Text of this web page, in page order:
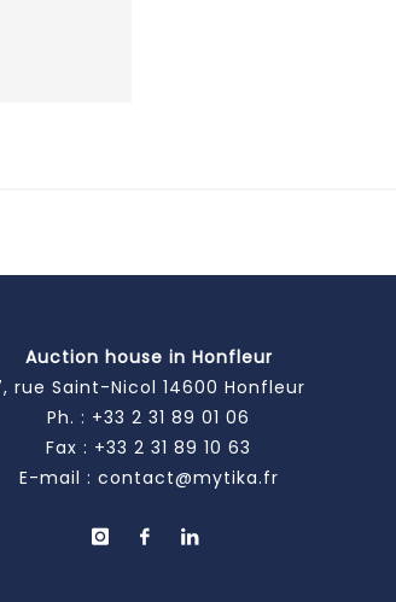
Auction house in Honfleur
rue Saint-Nicol 14600 Honfleur
Ph. : +33 2 31 89 01 06
Fax : +33 2 31 89 10 63
E-mail : contact@mytika.fr